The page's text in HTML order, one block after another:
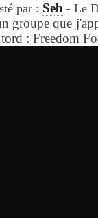
par : Seb - Le
groupe que
tord : Freedom